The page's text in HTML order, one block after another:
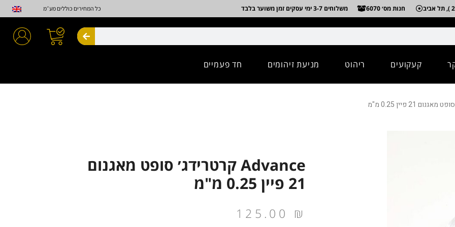
חנות מס׳ 6070 משלוחים 3-7 ימי עסקים זמן משוער בלבד כל המחירים כוללים מע״מ
חיפוש
קעקועים ריהוט מניעת זיהומים חד פעמיים
Advance קרטרידג׳ סופט מאגנום
21 פיין 0.25 מ"מ
125.00 ₪